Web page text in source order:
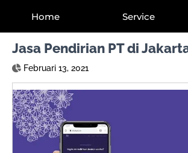
Home Service
Jasa Pendirian PT di
Februari 13, 2021